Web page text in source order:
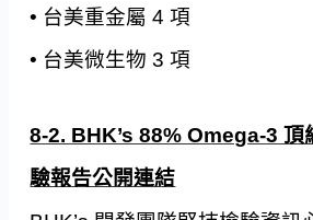
• 台美重金屬 4 項
• 台美微生物 3 項
8-2. BHK’s 88% Omega-3 頂
驗報告公開連結